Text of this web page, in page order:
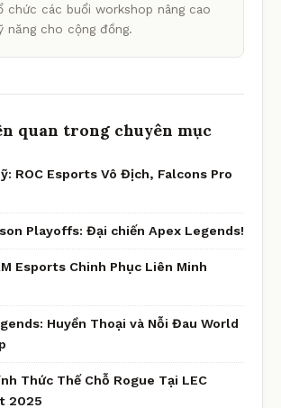
chức các buổi workshop nâng cao
năng cho cộng đồng.
quan trong chuyên mục
ROC Esports Vô Địch, Falcons Pro
Playoffs: Đại chiến Apex Legends!
Esports Chinh Phục Liên Minh
Huyền Thoại và Nỗi Đau World
Thức Thế Chỗ Rogue Tại LEC
2025